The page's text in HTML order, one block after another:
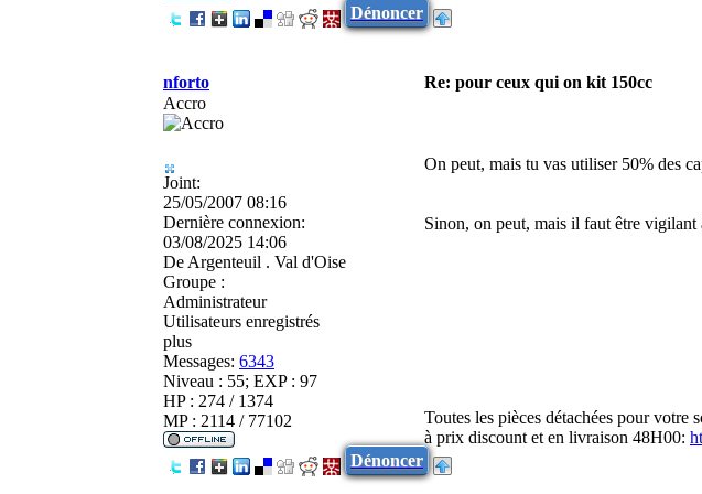
Dénoncer
nforto Re: pour ceux qui on kit 150cc
Accro
Joint:
25/05/2007 08:16
Dernière connexion:
03/08/2025 14:06
De Argenteuil . Val d'Oise
Groupe :
Administrateur
Utilisateurs enregistrés
plus
Messages: 6343
Niveau : 55; EXP : 97
HP : 274 / 1374
MP : 2114 / 77102
On peut, mais tu vas utiliser 50% des
Sinon, on peut, mais il faut être
Toutes les pièces détachées pour votre
à prix discount et en livraison 48H00:
Dénoncer